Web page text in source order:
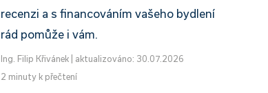
recenzi a s financováním vašeho bydlení
rád pomůže i vám.
Ing. Filip Křivánek
aktualizováno: 30.07.2026
2 minuty k přečtení